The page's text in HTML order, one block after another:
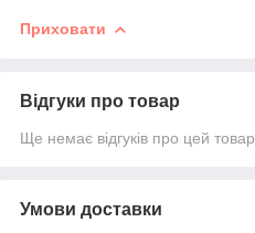
Приховати
Відгуки про товар
Ще немає відгуків про цей товар
Умови доставки